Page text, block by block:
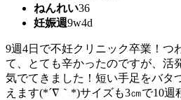
ねんれい36
妊娠週9w4d
9週4日で不妊クリニック卒業！つ
て、とても辛かったのですが、活
気でてきました！短い手足をバタ
えます(*´∇｀*)サイズも3㎝で10週